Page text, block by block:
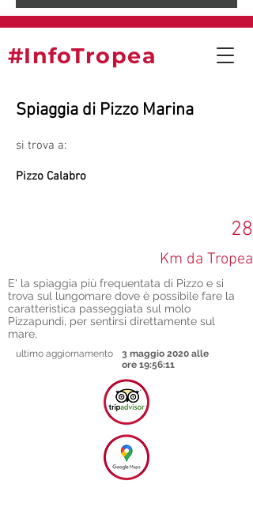
#InfoTropea
Spiaggia di Pizzo Marina
si trova a:
Pizzo Calabro
28
Km da Tropea
E' la spiaggia più frequentata di Pizzo e si
trova sul lungomare dove è possibile fare la
caratteristica passeggiata sul molo
Pizzapundi, per sentirsi direttamente sul
mare.
ultimo aggiornamento
3 maggio 2020 alle
ore 19:56:11